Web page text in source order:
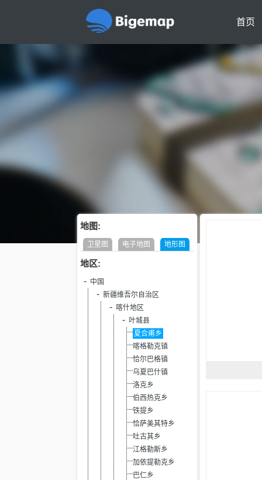
首页
地图:
卫星图 电子地图 地形图
地区:
中国
新疆维吾尔自治区
喀什地区
叶城县
夏合甫乡
喀格勒克镇
恰尔巴格镇
乌夏巴什镇
洛克乡
伯西热克乡
铁提乡
恰萨美其特乡
吐古其乡
江格勒斯乡
加依提勒克乡
巴仁乡